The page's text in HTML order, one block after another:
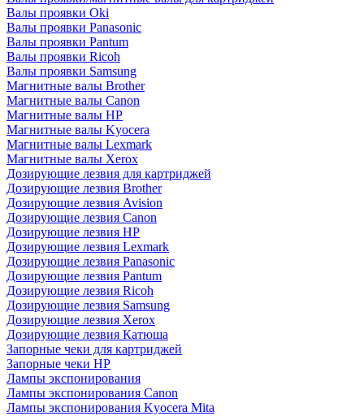
Валы проявки Oki
Валы проявки Panasonic
Валы проявки Pantum
Валы проявки Ricoh
Валы проявки Samsung
Магнитные валы Brother
Магнитные валы Canon
Магнитные валы HP
Магнитные валы Kyocera
Магнитные валы Lexmark
Магнитные валы Xerox
Дозирующие лезвия для картриджей
Дозирующие лезвия Brother
Дозирующие лезвия Avision
Дозирующие лезвия Canon
Дозирующие лезвия HP
Дозирующие лезвия Lexmark
Дозирующие лезвия Panasonic
Дозирующие лезвия Pantum
Дозирующие лезвия Ricoh
Дозирующие лезвия Samsung
Дозирующие лезвия Xerox
Дозирующие лезвия Катюша
Запорные чеки для картриджей
Запорные чеки HP
Лампы экспонирования
Лампы экспонирования Canon
Лампы экспонирования Kyocera Mita